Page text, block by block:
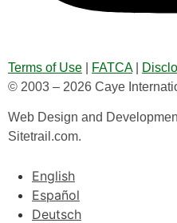
Terms of Use FATCA|
© 2003 – 2026 Caye
Web Design and
Sitetrail.com.
English
Español
Deutsch